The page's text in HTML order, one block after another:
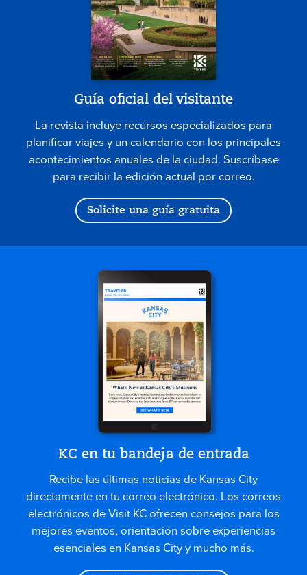
Guía oficial del visitante
La revista incluye recursos especializados para
planificar viajes y un calendario con los principales
acontecimientos anuales de la ciudad. Suscríbase
para recibir la edición actual por correo.
Solicite una guía gratuita
KC en tu bandeja de entrada
Recibe las últimas noticias de Kansas City
directamente en tu correo electrónico. Los correos
electrónicos de Visit KC ofrecen consejos para los
mejores eventos, orientación sobre experiencias
esenciales en Kansas City y mucho más.